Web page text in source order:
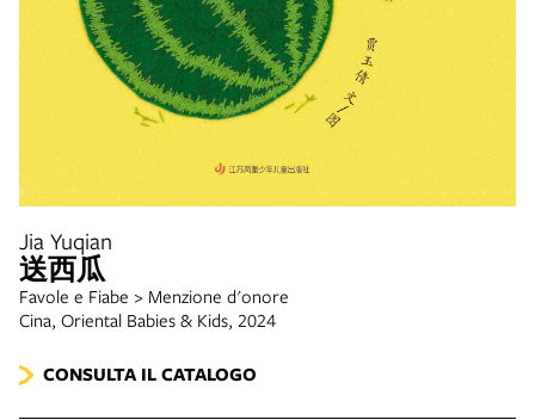
Jia Yuqian
送西瓜
Favole e Fiabe > Menzione d'onore
Cina, Oriental Babies & Kids, 2024
CONSULTA IL CATALOGO